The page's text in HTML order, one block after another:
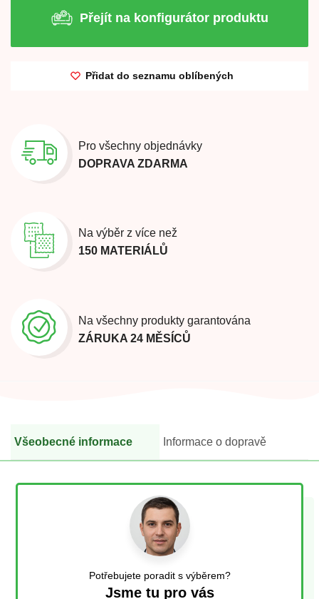
Přejít na konfigurátor produktu
Přidat do seznamu oblíbených
Pro všechny objednávky
DOPRAVA ZDARMA
Na výběr z více než
150 MATERIÁLŮ
Na všechny produkty garantována
ZÁRUKA 24 MĚSÍCŮ
Všeobecné informace Informace o dopravě
Potřebujete poradit s výběrem?
Jsme tu pro vás